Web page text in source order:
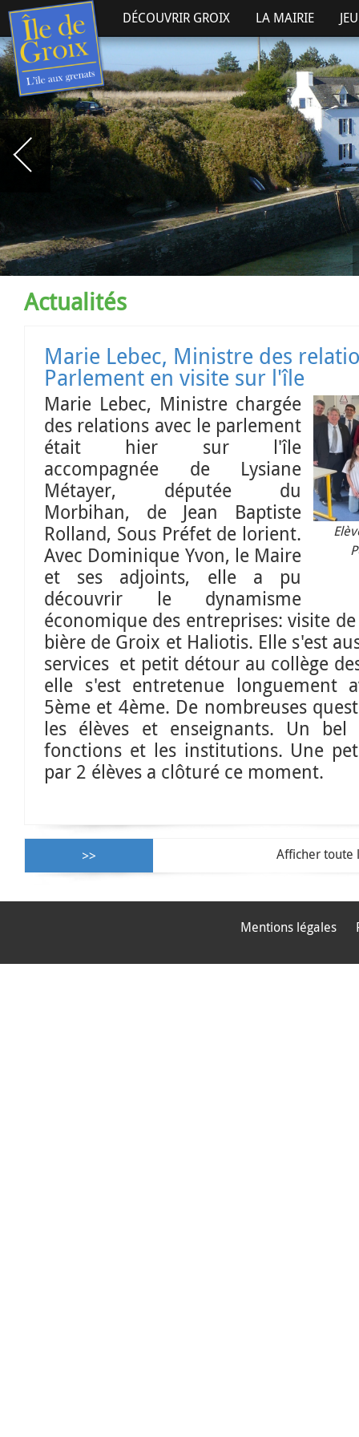
DÉCOUVRIR GROIX LA MAIRIE
Actualités
Marie Lebec, Ministre des relations avec le
Parlement en visite sur l'île
Marie Lebec, Ministre chargée
des relations avec le parlement
était hier sur l'île
accompagnée de Lysiane
Métayer, députée du
Morbihan, de Jean Baptiste
Rolland, Sous Préfet de lorient.
Avec Dominique Yvon, le Maire
et ses adjoints, elle a pu
découvrir le dynamisme
économique des entreprises: visite
bière de Groix et Haliotis. Elle s'est
services et petit détour au collège
elle s'est entretenue longuement
5ème et 4ème. De nombreuses
les élèves et enseignants. Un bel
fonctions et les institutions. Une
par 2 élèves a clôturé ce moment.
Afficher toute
Mentions légales